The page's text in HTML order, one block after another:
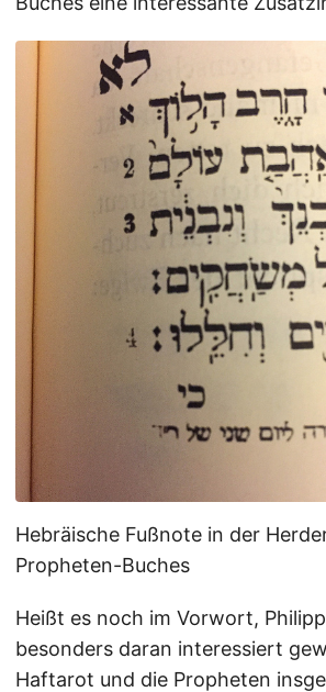
Hebräische Fußnote in der
Propheten-Buches
Heißt es noch im Vorwort,
besonders daran interessiert
Haftarot und die Propheten